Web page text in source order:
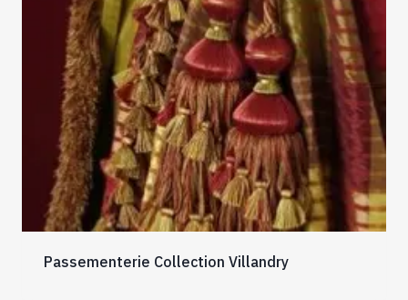
Passementerie Collection Villandry